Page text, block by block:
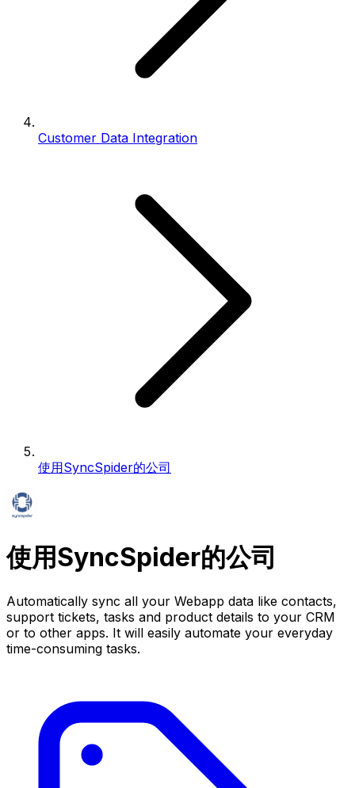
Customer Data Integration
使用SyncSpider的公司
使用SyncSpider的公司
Automatically sync all your Webapp data like contacts,
support tickets, tasks and product details to your CRM
or to other apps. It will easily automate your everyday
time-consuming tasks.